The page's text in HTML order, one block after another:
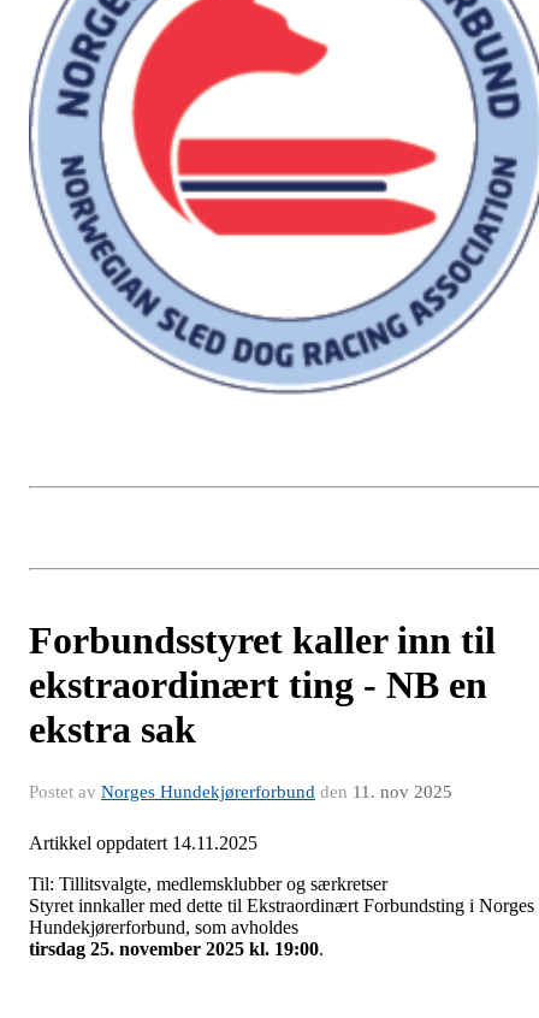
Forbundsstyret kaller inn til
ekstraordinært ting - NB en
ekstra sak
Postet av Norges Hundekjørerforbund den 11. nov 2025
Artikkel oppdatert 14.11.2025
Til: Tillitsvalgte, medlemsklubber og særkretser
Styret innkaller med dette til Ekstraordinært Forbundsting i Norges
Hundekjørerforbund, som avholdes
tirsdag 25. november 2025 kl. 19:00.